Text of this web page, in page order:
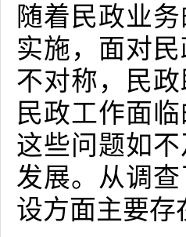
随着民政业
实施，面对
不对称，民
民政工作面
这些问题如
发展。从调
设方面主要存